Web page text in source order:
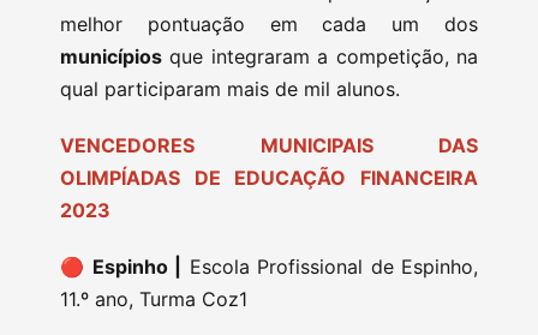
melhor pontuação em cada um dos
municípios que integraram a competição, na
qual participaram mais de mil alunos.
VENCEDORES MUNICIPAIS DAS
OLIMPÍADAS DE EDUCAÇÃO FINANCEIRA
2023
🔴 Espinho |
Escola Profissional de Espinho,
11.º ano, Turma Coz1